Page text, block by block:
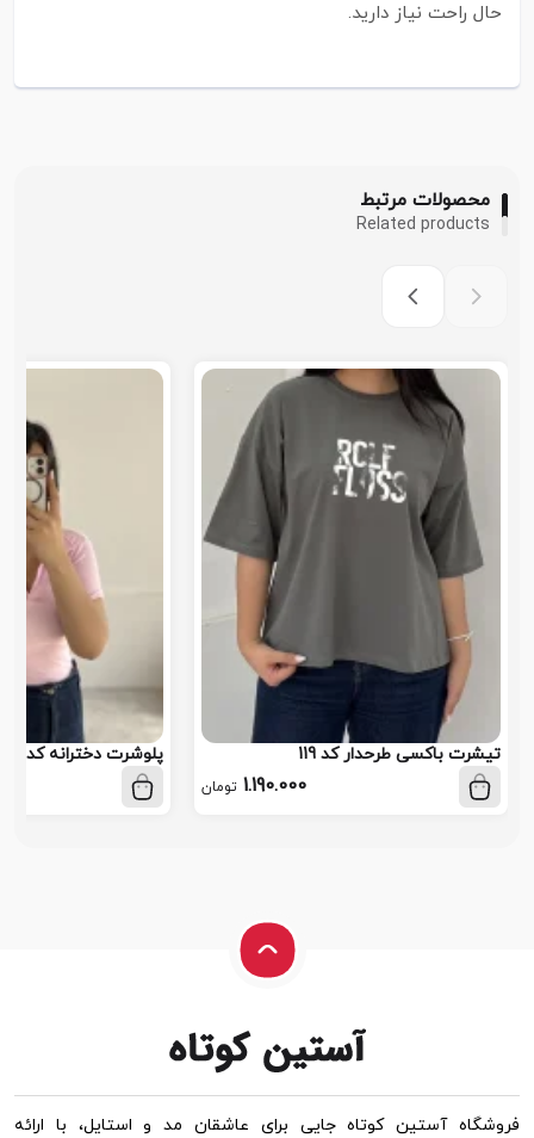
حال راحت نیاز دارید.
محصولات مرتبط
Related products
تیشرت باکسی طرحدار کد 119
1.190.000 تومان
پلوشرت دخترانه کد 118
فروشگاه آستین کوتاه جایی برای عاشقان مد و استایل، با ارائه